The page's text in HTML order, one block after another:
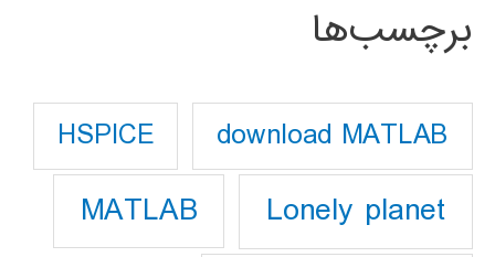
برچسب‌ها
download MATLAB
HSPICE
Lonely planet
MATLAB